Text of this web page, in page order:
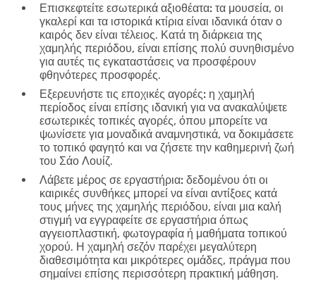
Επισκεφτείτε εσωτερικά αξιοθέατα: τα μουσεία, οι
γκαλερί και τα ιστορικά κτίρια είναι ιδανικά όταν ο
καιρός δεν είναι τέλειος. Κατά τη διάρκεια της
χαμηλής περιόδου, είναι επίσης πολύ συνηθισμένο
για αυτές τις εγκαταστάσεις να προσφέρουν
φθηνότερες προσφορές.
Εξερευνήστε τις εποχικές αγορές: η χαμηλή
περίοδος είναι επίσης ιδανική για να ανακαλύψετε
εσωτερικές τοπικές αγορές, όπου μπορείτε να
ψωνίσετε για μοναδικά αναμνηστικά, να δοκιμάσετε
το τοπικό φαγητό και να ζήσετε την καθημερινή ζωή
του Σάο Λουίζ.
Λάβετε μέρος σε εργαστήρια: δεδομένου ότι οι
καιρικές συνθήκες μπορεί να είναι αντίξοες κατά
τους μήνες της χαμηλής περιόδου, είναι μια καλή
στιγμή να εγγραφείτε σε εργαστήρια όπως
αγγειοπλαστική, φωτογραφία ή μαθήματα τοπικού
χορού. Η χαμηλή σεζόν παρέχει μεγαλύτερη
διαθεσιμότητα και μικρότερες ομάδες, πράγμα που
σημαίνει επίσης περισσότερη πρακτική μάθηση.